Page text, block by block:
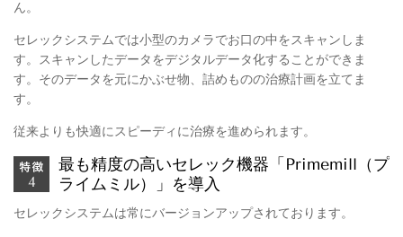
ん。
セレックシステムでは小型のカメラでお口の中をスキャンしま
す。スキャンしたデータをデジタルデータ化することができま
す。そのデータを元にかぶせ物、詰めものの治療計画を立てま
す。
従来よりも快適にスピーディに治療を進められます。
最も精度の高いセレック機器「Primemill（プ
ライムミル）」を導入
セレックシステムは常にバージョンアップされております。